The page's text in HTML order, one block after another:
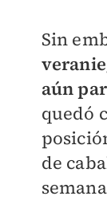
Sin
aún
quedó
de